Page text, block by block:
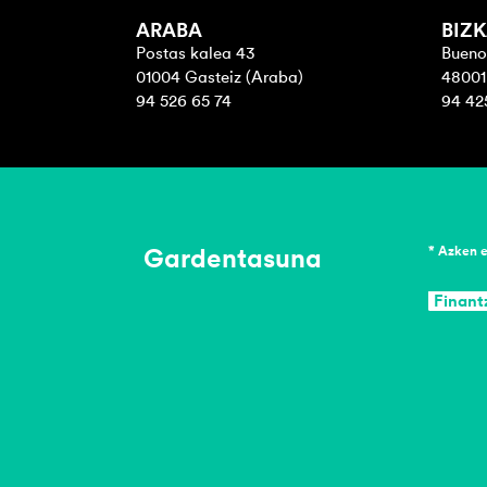
ARABA
Postas kalea 43
01004 Gasteiz (Araba)
94 526 65 74
94
Gardentasuna * Azken